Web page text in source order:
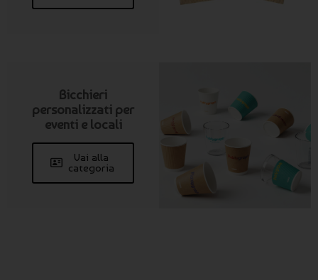
Bicchieri
personalizzati per
eventi e locali
Vai alla
categoria